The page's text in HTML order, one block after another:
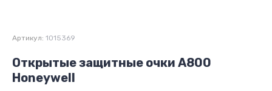
Артикул: 1015369
Открытые защитные очки А800
Honeywell